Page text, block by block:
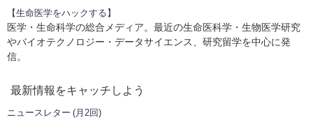
【生命医学をハックする】
医学・生命科学の総合メディア。最近の生命医科学・生物医学研究
やバイオテクノロジー・データサイエンス、研究留学を中心に発
信。
最新情報をキャッチしよう
ニュースレター (月2回)